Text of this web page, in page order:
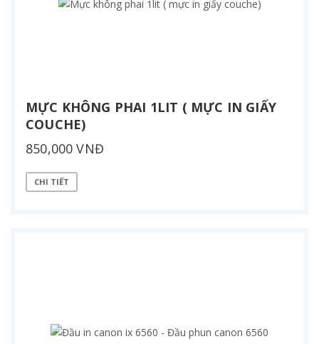
MỰC KHÔNG PHAI 1LIT ( MỰC IN GIẤY
COUCHE)
850,000 VNĐ
CHI TIẾT